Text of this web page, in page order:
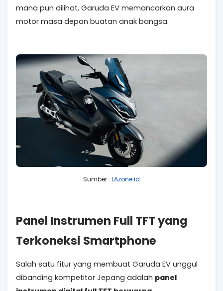
mana pun dilihat, Garuda EV memancarkan aura
motor masa depan buatan anak bangsa.
Sumber : LAzone.id
Panel Instrumen Full TFT yang
Terkoneksi Smartphone
Salah satu fitur yang membuat Garuda EV unggul
dibanding kompetitor Jepang adalah panel